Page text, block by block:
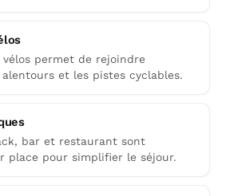
permet de rejoindre
et les pistes cyclables.
bar et restaurant sont
place pour simplifier le séjour.